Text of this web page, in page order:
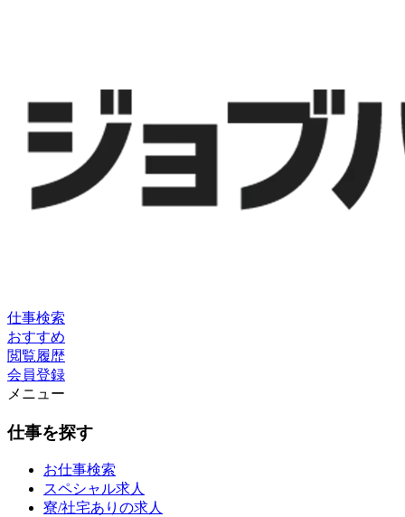
仕事検索
おすすめ
閲覧履歴
会員登録
メニュー
仕事を探す
お仕事検索
スペシャル求人
寮/社宅ありの求人